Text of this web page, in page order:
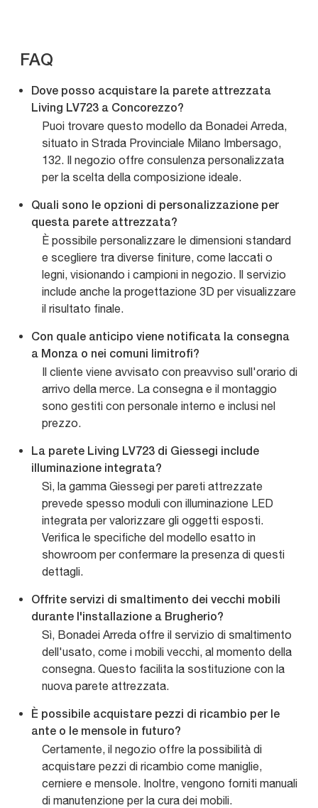
FAQ
Dove posso acquistare la parete attrezzata
Living LV723 a Concorezzo?
Puoi trovare questo modello da Bonadei Arreda,
situato in Strada Provinciale Milano Imbersago,
132. Il negozio offre consulenza personalizzata
per la scelta della composizione ideale.
Quali sono le opzioni di personalizzazione per
questa parete attrezzata?
È possibile personalizzare le dimensioni standard
e scegliere tra diverse finiture, come laccati o
legni, visionando i campioni in negozio. Il servizio
include anche la progettazione 3D per visualizzare
il risultato finale.
Con quale anticipo viene notificata la consegna
a Monza o nei comuni limitrofi?
Il cliente viene avvisato con preavviso sull'orario di
arrivo della merce. La consegna e il montaggio
sono gestiti con personale interno e inclusi nel
prezzo.
La parete Living LV723 di Giessegi include
illuminazione integrata?
Sì, la gamma Giessegi per pareti attrezzate
prevede spesso moduli con illuminazione LED
integrata per valorizzare gli oggetti esposti.
Verifica le specifiche del modello esatto in
showroom per confermare la presenza di questi
dettagli.
Offrite servizi di smaltimento dei vecchi mobili
durante l'installazione a Brugherio?
Sì, Bonadei Arreda offre il servizio di smaltimento
dell'usato, come i mobili vecchi, al momento della
consegna. Questo facilita la sostituzione con la
nuova parete attrezzata.
È possibile acquistare pezzi di ricambio per le
ante o le mensole in futuro?
Certamente, il negozio offre la possibilità di
acquistare pezzi di ricambio come maniglie,
cerniere e mensole. Inoltre, vengono forniti manuali
di manutenzione per la cura dei mobili.